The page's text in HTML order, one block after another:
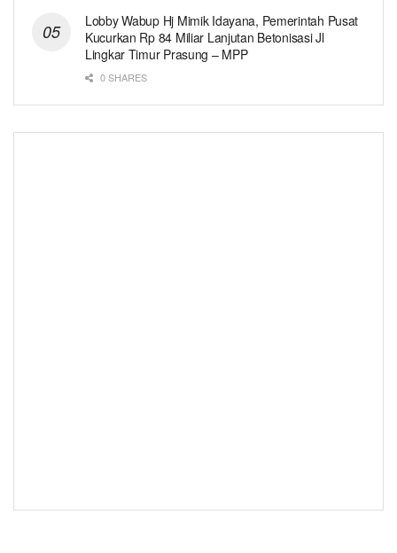
Lobby Wabup Hj Mimik Idayana, Pemerintah Pusat
Kucurkan Rp 84 Miliar Lanjutan Betonisasi Jl
Lingkar Timur Prasung – MPP
0 SHARES